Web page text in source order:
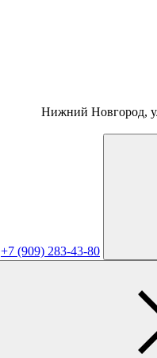
Нижний Новгород,
+7 (909) 283-43-80